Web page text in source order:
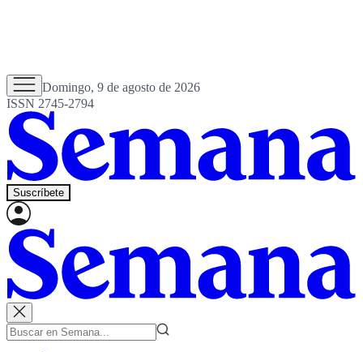
Domingo, 9 de agosto de 2026
ISSN 2745-2794
Suscríbete